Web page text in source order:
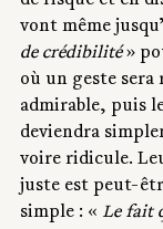
vont même
de crédibilité »
où un geste sera
admirable, puis
deviendra
voire ridicule.
juste est peut-
simple : « Le fait